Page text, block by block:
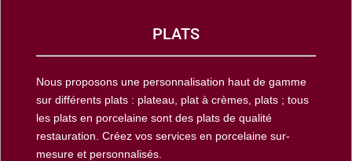
PLATS
Nous proposons une personnalisation haut de gamme
sur différents plats : plateau, plat à crèmes, plats ; tous
les plats en porcelaine sont des plats de qualité
restauration. Créez vos services en porcelaine sur-
mesure et personnalisés.